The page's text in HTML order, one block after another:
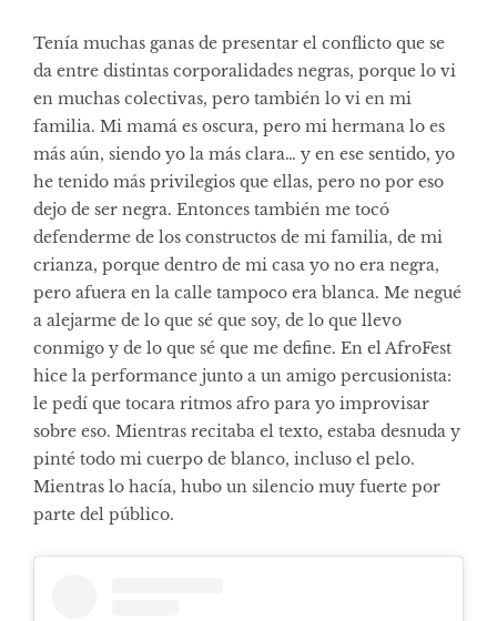
Tenía muchas ganas de presentar el conflicto que se
da entre distintas corporalidades negras, porque lo vi
en muchas colectivas, pero también lo vi en mi
familia. Mi mamá es oscura, pero mi hermana lo es
más aún, siendo yo la más clara… y en ese sentido, yo
he tenido más privilegios que ellas, pero no por eso
dejo de ser negra. Entonces también me tocó
defenderme de los constructos de mi familia, de mi
crianza, porque dentro de mi casa yo no era negra,
pero afuera en la calle tampoco era blanca. Me negué
a alejarme de lo que sé que soy, de lo que llevo
conmigo y de lo que sé que me define. En el AfroFest
hice la performance junto a un amigo percusionista:
le pedí que tocara ritmos afro para yo improvisar
sobre eso. Mientras recitaba el texto, estaba desnuda y
pinté todo mi cuerpo de blanco, incluso el pelo.
Mientras lo hacía, hubo un silencio muy fuerte por
parte del público.